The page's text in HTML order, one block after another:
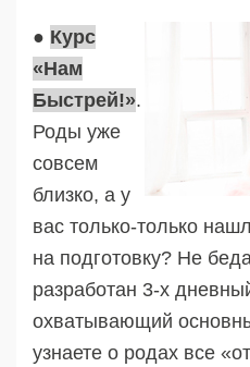
● Курс
«Нам
Быстрей!».
Роды уже
совсем
близко, а у
вас только-только
на подготовку? Не
разработан 3-х
охватывающий
узнаете о родах все